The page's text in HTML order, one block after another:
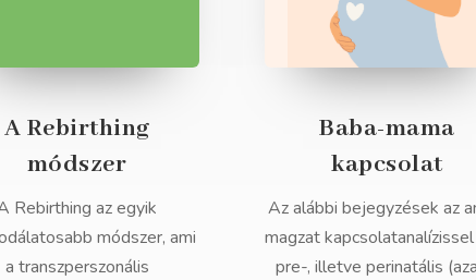
A Rebirthing
módszer
Rebirthing az egyik
módszer, ami
a transzperszonális
Baba-mama
kapcsolat
Az alábbi bejegyzések az
magzat
pre-, illetve perinatális